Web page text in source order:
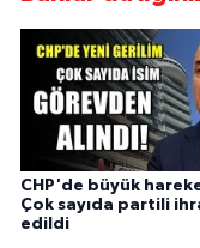
CHP'de büyük
Çok sayıda partili
edildi